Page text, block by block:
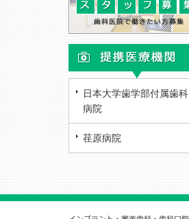
日本大学歯学部付属歯科
病院
荏原病院